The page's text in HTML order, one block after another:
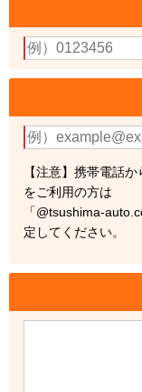
【注意】携帯電話
をご利用の方は
「@tsushima-
定してください。